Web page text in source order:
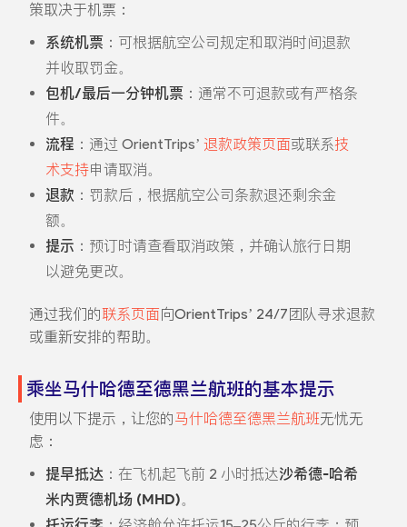
策取决于机票：
系统机票：可根据航空公司规定和取消时间退款
并收取罚金。
包机/最后一分钟机票：通常不可退款或有严格条
件。
流程 ：通过 OrientTrips’ 退款政策页面或联系技
术支持申请取消。
退款 ：罚款后，根据航空公司条款退还剩余金
额。
提示 ：预订时请查看取消政策，并确认旅行日期
以避免更改。
通过我们的联系页面向OrientTrips’ 24/7团队寻求退款
或重新安排的帮助。
乘坐马什哈德至德黑兰航班的基本提示
使用以下提示，让您的马什哈德至德黑兰航班无忧无
虑：
提早抵达 ：在飞机起飞前 2 小时抵达沙希德-哈希
米内贾德机场 (MHD)。